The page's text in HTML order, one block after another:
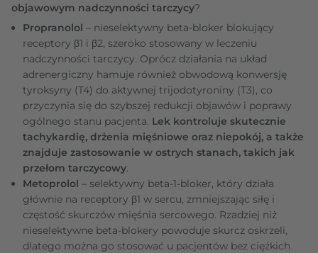
objawowym nadczynności tarczycy?
Propranolol – nieselektywny beta-bloker blokujący
receptory β1 i β2, szeroko stosowany w leczeniu
nadczynności tarczycy. Oprócz działania na układ
adrenergiczny hamuje również obwodową konwersję
tyroksyny (T4) do aktywnej trijodotyroniny (T3), co
przyczynia się do szybszej redukcji objawów i poprawy
ogólnego stanu pacjenta. Lek kontroluje skutecznie
tachykardię, drżenia mięśniowe oraz niepokój, a także
znajduje zastosowanie w ostrych stanach, takich jak
przełom tarczycowy.
Metoprolol – selektywny beta-1-bloker, który działa
głównie na receptory β1 w sercu, zmniejszając siłę i
częstość skurczów mięśnia sercowego. Rzadziej niż
nieselektywne beta-blokery powoduje skurcz oskrzeli,
dlatego można go stosować u pacjentów bez ciężkich